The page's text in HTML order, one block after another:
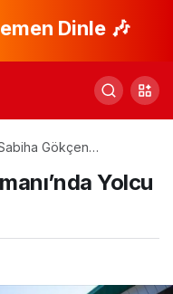
Dinle 🎶
Gökçen
Devam Ediyor!Yolcu
Paylaş